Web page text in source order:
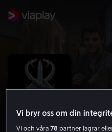
Vi bryr oss om din
Vi och våra78 partner lagrar